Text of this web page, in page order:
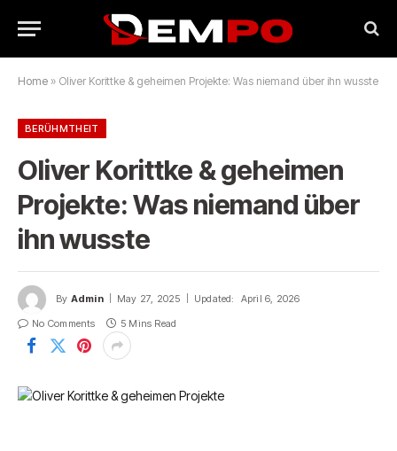
Home » Oliver Korittke & geheimen Projekte: Was niemand über ihn wusste
BERÜHMTHEIT
Oliver Korittke & geheimen
Projekte: Was niemand über
ihn wusste
By Admin May 27, 2025 Updated:
April 6, 2026
No Comments
5 Mins Read